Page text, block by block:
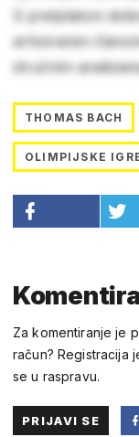
S pretplatom
arhiviranim
stručnim
THOMAS BACH
OLIMPIJSKE
Za komentiranje je
račun? Registracija
se u raspravu.
PRIJAVI SE